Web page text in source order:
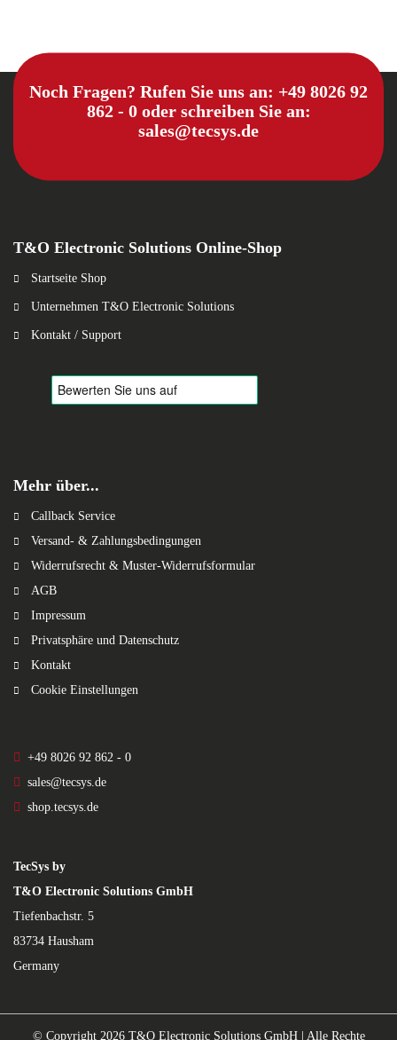
Noch Fragen? Rufen Sie uns an: +49 8026 92
862 - 0oder schreiben Sie an:
sales@tecsys.de
T&O Electronic Solutions Online-Shop
Startseite Shop
Unternehmen T&O Electronic Solutions
Kontakt / Support
Mehr über...
Callback Service
Versand- & Zahlungsbedingungen
Widerrufsrecht & Muster-Widerrufsformular
AGB
Impressum
Privatsphäre und Datenschutz
Kontakt
Cookie Einstellungen
+49 8026 92 862 - 0
sales@tecsys.de
shop.tecsys.de
TecSys by
T&O Electronic Solutions GmbH
Tiefenbachstr. 5
83734 Hausham
Germany
© Copyright 2026 T&O Electronic Solutions GmbH | Alle Rechte